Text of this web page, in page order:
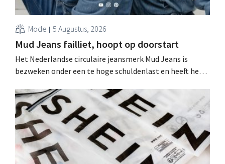
Mode 5 Augustus, 2026
Mud Jeans failliet, hoopt op doorstart
Het Nederlandse circulaire jeansmerk Mud Jeans is
bezweken onder een te hoge schuldenlast en heeft het
evenwel dat het verhaal hiermee niet eindigt.